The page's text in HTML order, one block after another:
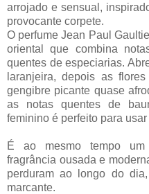
arrojado e sensual,
provocante corpete.
O perfume Jean Paul
oriental que combina
quentes de especiarias.
laranjeira, depois as
gengibre picante quase
as notas quentes de
feminino é perfeito para
É ao mesmo tempo um
fragrância ousada e
perduram ao longo do
marcante.